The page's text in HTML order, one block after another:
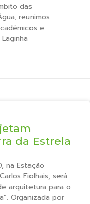
das
reunimos
e
da Estrela
na Estação
Fiolhais, será
arquitetura para o
Organizada por